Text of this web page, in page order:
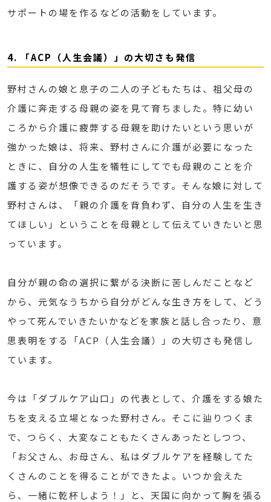
サポートの場を作るなどの活動をしています。
4. 「ACP（人生会議）」の大切さも発信
野村さんの娘と息子の二人の子どもたちは、祖父母の
介護に奔走する母親の姿を見て育ちました。特に幼い
ころから介護に疲弊する母親を助けたいという思いが
強かった娘は、将来、野村さんに介護が必要になった
ときに、自分の人生を犠牲にしてでも母親のことを介
護する姿が想像できるのだそうです。そんな娘に対して
野村さんは、「親の介護を背負わず、自分の人生を生き
てほしい」ということを母親として伝えていきたいと思
っています。
自分が親の命の選択に繋がる決断に苦しんだことなど
から、元気なうちから自分がどんな生き方をして、どう
やって死んでいきたいかなどを家族と話し合ったり、意
思表明をする「ACP（人生会議）」の大切さも発信し
ています。
今は「ダブルケア山口」の代表として、介護をする娘た
ちを支える立場となった野村さん。そこに辿りつくま
で、つらく、大変なこともたくさんあったとしつつ、
「お父さん、お母さん、私はダブルケアを経験してた
くさんのことを得ることができたよ。いつか会えた
ら、一緒に乾杯しよう！」と、天国に向かって胸を張る